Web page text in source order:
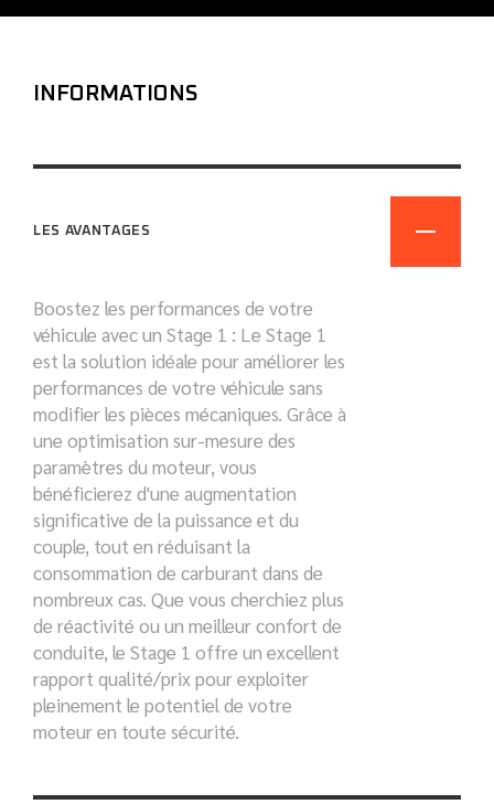
INFORMATIONS
LES AVANTAGES
Boostez les performances de votre
véhicule avec un Stage 1 : Le Stage 1
est la solution idéale pour améliorer les
performances de votre véhicule sans
modifier les pièces mécaniques. Grâce à
une optimisation sur-mesure des
paramètres du moteur, vous
bénéficierez d'une augmentation
significative de la puissance et du
couple, tout en réduisant la
consommation de carburant dans de
nombreux cas. Que vous cherchiez plus
de réactivité ou un meilleur confort de
conduite, le Stage 1 offre un excellent
rapport qualité/prix pour exploiter
pleinement le potentiel de votre
moteur en toute sécurité.